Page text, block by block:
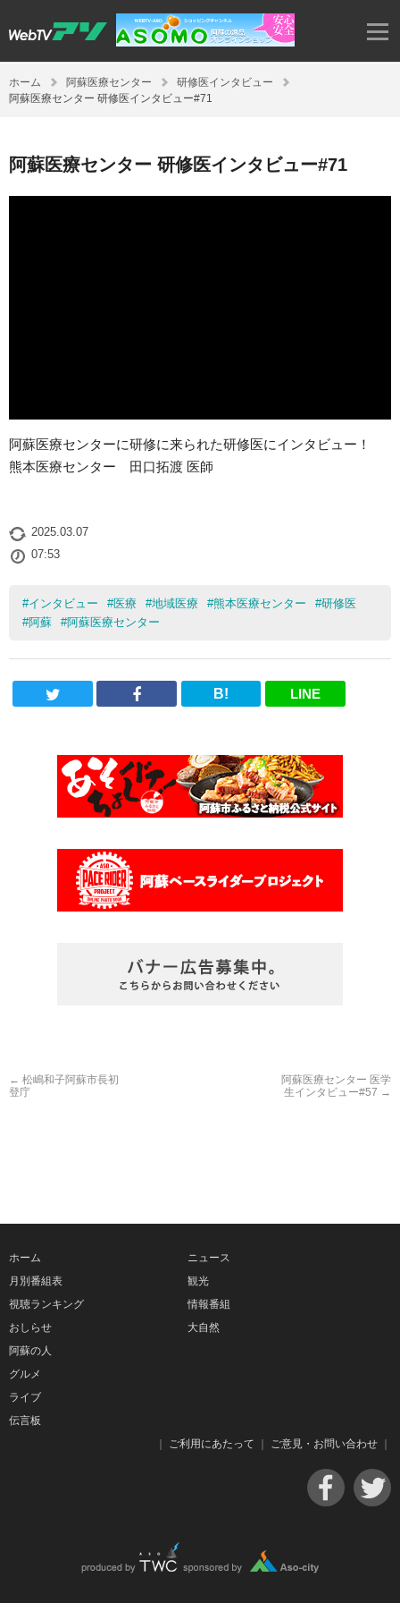
ホーム 阿蘇医療センター
研修医インタビュー
阿蘇医療センター 研修医インタビュー#71
阿蘇医療センター 研修医インタビュー#71
阿蘇医療センターに研修に来られた研修医にインタビュー！
熊本医療センター 田口拓渡 医師
2025.03.07
07:53
#インタビュー #医療 #地域医療 #熊本医療センター #研修医
#阿蘇 #阿蘇医療センター
B! LINE
← 松嶋和子阿蘇市長初
登庁
阿蘇医療センター 医学
生インタビュー#57 →
ホーム
月別番組表
視聴ランキング
おしらせ
ニュース
観光
情報番組
大自然
阿蘇の人
グルメ
ライブ
伝言板
ご利用にあたって ご意見・お問い合わせ